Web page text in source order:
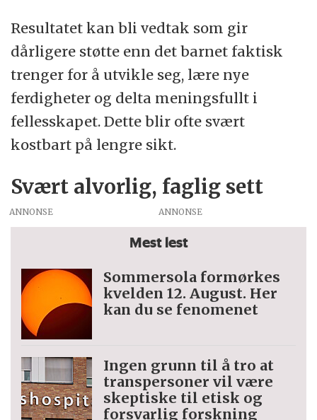
Resultatet kan bli vedtak som gir
dårligere støtte enn det barnet faktisk
trenger for å utvikle seg, lære nye
ferdigheter og delta meningsfullt i
fellesskapet. Dette blir ofte svært
kostbart på lengre sikt.
Svært alvorlig, faglig sett
ANNONSE
Mest lest
Sommersola formørkes
kvelden 12. August. Her
kan du se fenomenet
Ingen grunn til å tro at
trans­personer vil være
skeptiske til etisk og
forsvarlig forskning